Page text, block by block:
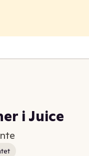
i Juice